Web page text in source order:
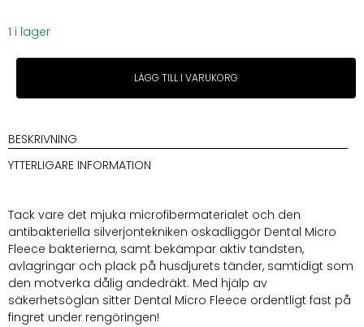
1 i lager
Lila
Micro
Fleece
mängd
LÄGG TILL I VARUKORG
BESKRIVNING
YTTERLIGARE INFORMATION
Tack vare det mjuka microfibermaterialet och den
antibakteriella silverjontekniken oskadliggör Dental Micro
Fleece bakterierna, samt bekämpar aktiv tandsten,
avlagringar och plack på husdjurets tänder, samtidigt som
den motverka dålig andedräkt. Med hjälp av
säkerhetsöglan sitter Dental Micro Fleece ordentligt fast på
fingret under rengöringen!